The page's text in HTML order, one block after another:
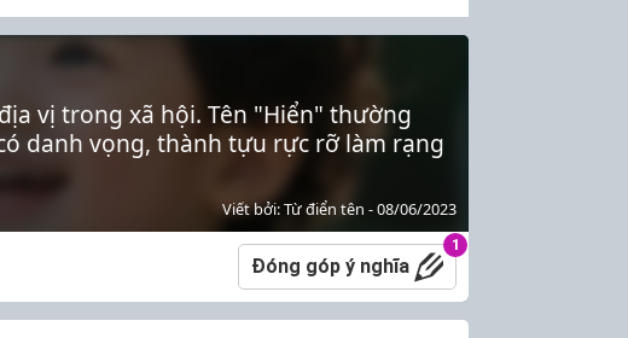
vị trong xã hội. Tên "Hiển" thường
danh vọng, thành tựu rực rỡ làm rạng
Viết bởi: Từ điển tên - 08/06/2023
Đóng góp ý nghĩa
1